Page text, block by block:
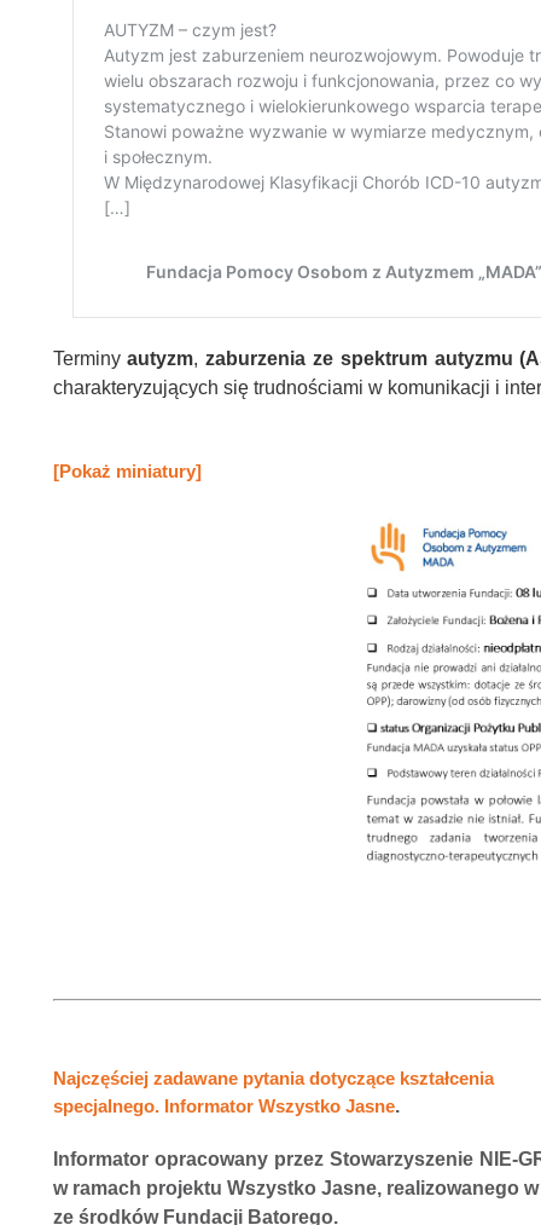
Terminyautyzm,zaburzenia ze spektrum autyzmu
charakteryzujących się trudnościami w komunikacji i
[Pokaż miniatury]
Najczęściej zadawane pytania dotyczące kształcenia
specjalnego. Informator Wszystko Jasne.
Informator opracowany przez Stowarzyszenie NIE-
w ramach projektu Wszystko Jasne, realizowanego w
ze środków Fundacji Batorego.